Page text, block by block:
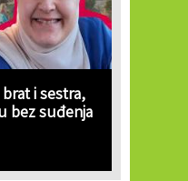
i sestra,
bez suđenja